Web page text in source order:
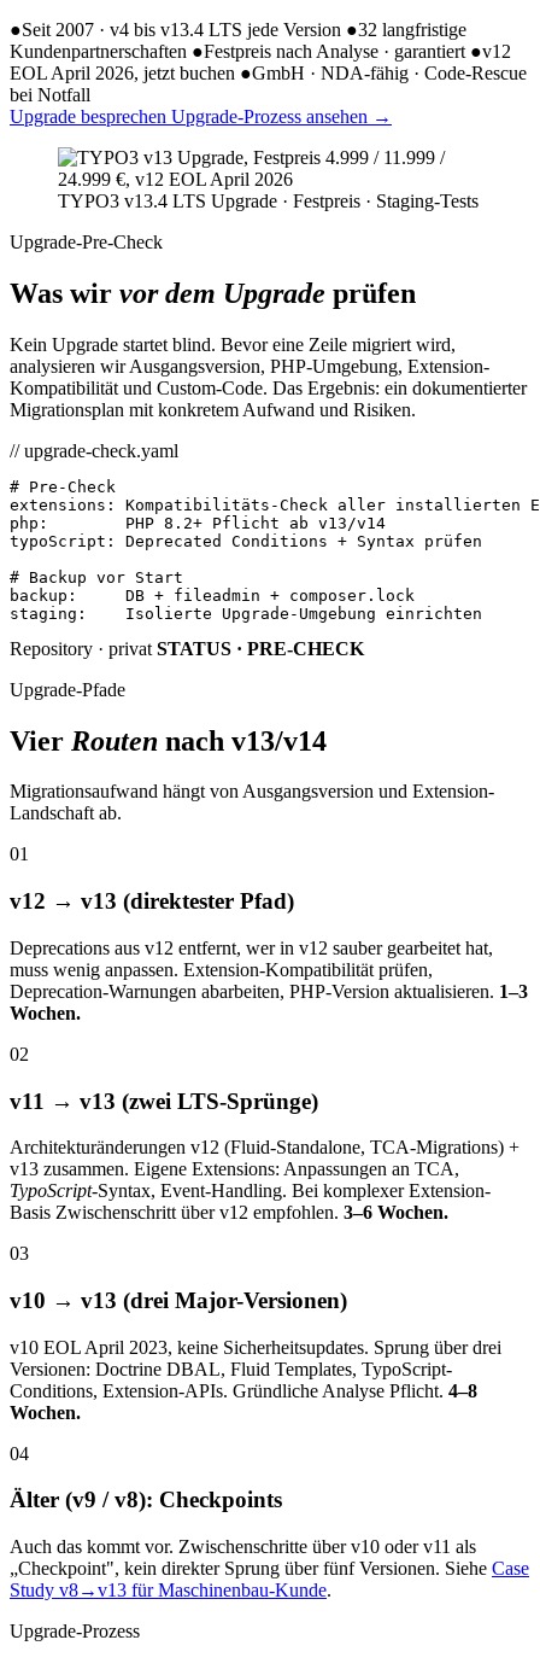
●Seit 2007 · v4 bis v13.4 LTS jede Version ●32 langfristige
Kundenpartnerschaften ●Festpreis nach Analyse · garantiert ●v12
EOL April 2026, jetzt buchen ●GmbH · NDA-fähig · Code-Rescue
bei Notfall
Upgrade besprechen Upgrade-Prozess ansehen →
TYPO3 v13.4 LTS Upgrade · Festpreis · Staging-Tests
Upgrade-Pre-Check
Was wir vor dem Upgrade prüfen
Kein Upgrade startet blind. Bevor eine Zeile migriert wird,
analysieren wir Ausgangsversion, PHP-Umgebung, Extension-
Kompatibilität und Custom-Code. Das Ergebnis: ein dokumentierter
Migrationsplan mit konkretem Aufwand und Risiken.
// upgrade-check.yaml
# Pre-Check
extensions :
Kompatibilitäts-Check aller installierten
php :
PHP 8.2+ Pflicht ab v13/v14
typoScript :
Deprecated Conditions + Syntax prüfen
# Backup vor Start
backup :
DB + fileadmin + composer.lock
staging : Isolierte Upgrade-Umgebung einrichten
Repository · privat STATUS · PRE-CHECK
Upgrade-Pfade
Vier Routen nach v13/v14
Migrationsaufwand hängt von Ausgangsversion und Extension-
Landschaft ab.
01
v12 → v13 (direktester Pfad)
Deprecations aus v12 entfernt, wer in v12 sauber gearbeitet hat,
muss wenig anpassen. Extension-Kompatibilität prüfen,
Deprecation-Warnungen abarbeiten, PHP-Version aktualisieren. 1–3
Wochen.
02
v11 → v13 (zwei LTS-Sprünge)
Architekturänderungen v12 (Fluid-Standalone, TCA-Migrations) +
v13 zusammen. Eigene Extensions: Anpassungen an TCA,
TypoScript-Syntax, Event-Handling. Bei komplexer Extension-
Basis Zwischenschritt über v12 empfohlen. 3–6 Wochen.
03
v10 → v13 (drei Major-Versionen)
v10 EOL April 2023, keine Sicherheitsupdates. Sprung über drei
Versionen: Doctrine DBAL, Fluid Templates, TypoScript-
Conditions, Extension-APIs. Gründliche Analyse Pflicht. 4–8
Wochen.
04
Älter (v9 / v8): Checkpoints
Auch das kommt vor. Zwischenschritte über v10 oder v11 als
„Checkpoint", kein direkter Sprung über fünf Versionen. Siehe Case
Study v8→v13 für Maschinenbau-Kunde.
Upgrade-Prozess